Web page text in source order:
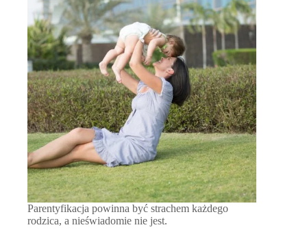
Parentyfikacja powinna być strachem każdego
rodzica, a nieświadomie nie jest.